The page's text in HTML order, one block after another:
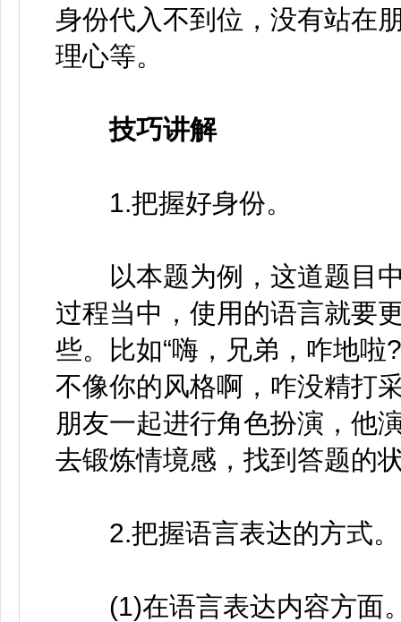
身份代入不到位，没有站在
理心等。
技巧讲解
1.把握好身份。
以本题为例，这道题目中
过程当中，使用的语言就要
些。比如“嗨，兄弟，咋地啦
不像你的风格啊，咋没精打
朋友一起进行角色扮演，他
去锻炼情境感，找到答题的
2.把握语言表达的方式。
(1)在语言表达内容方面。